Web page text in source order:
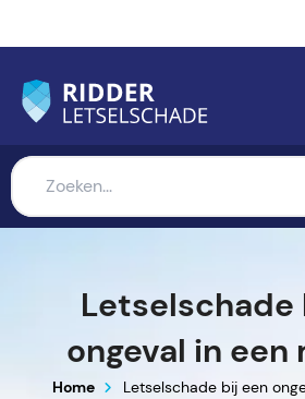
Letselschade
ongeval in een
Home Letselschade bij een